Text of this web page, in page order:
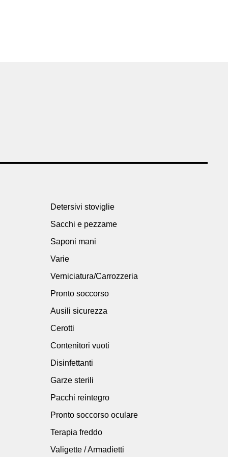
Detersivi stoviglie
Sacchi e pezzame
Saponi mani
Varie
Verniciatura/Carrozzeria
Pronto soccorso
Ausili sicurezza
Cerotti
Contenitori vuoti
Disinfettanti
Garze sterili
Pacchi reintegro
Pronto soccorso oculare
Terapia freddo
Valigette / Armadietti